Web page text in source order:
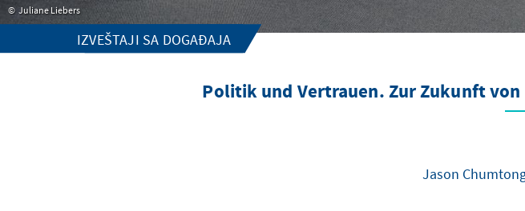
Juliane Liebers
IZVEŠTAJI SA DOGAĐAJA
Politik und Vertrauen. Zur Zukunft
Jason